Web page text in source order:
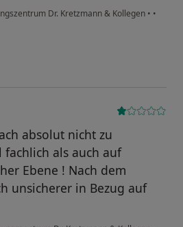
Dr. Kretzmann & Kollegen • •
absolut nicht zu
als auch auf
Ebene ! Nach dem
unsicherer in Bezug auf